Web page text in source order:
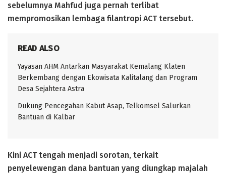
sebelumnya Mahfud juga pernah terlibat
mempromosikan lembaga filantropi ACT tersebut.
READ ALSO
Yayasan AHM Antarkan Masyarakat Kemalang Klaten
Berkembang dengan Ekowisata Kalitalang dan Program
Desa Sejahtera Astra
Dukung Pencegahan Kabut Asap, Telkomsel Salurkan
Bantuan di Kalbar
Kini ACT tengah menjadi sorotan, terkait
penyelewengan dana bantuan yang diungkap majalah